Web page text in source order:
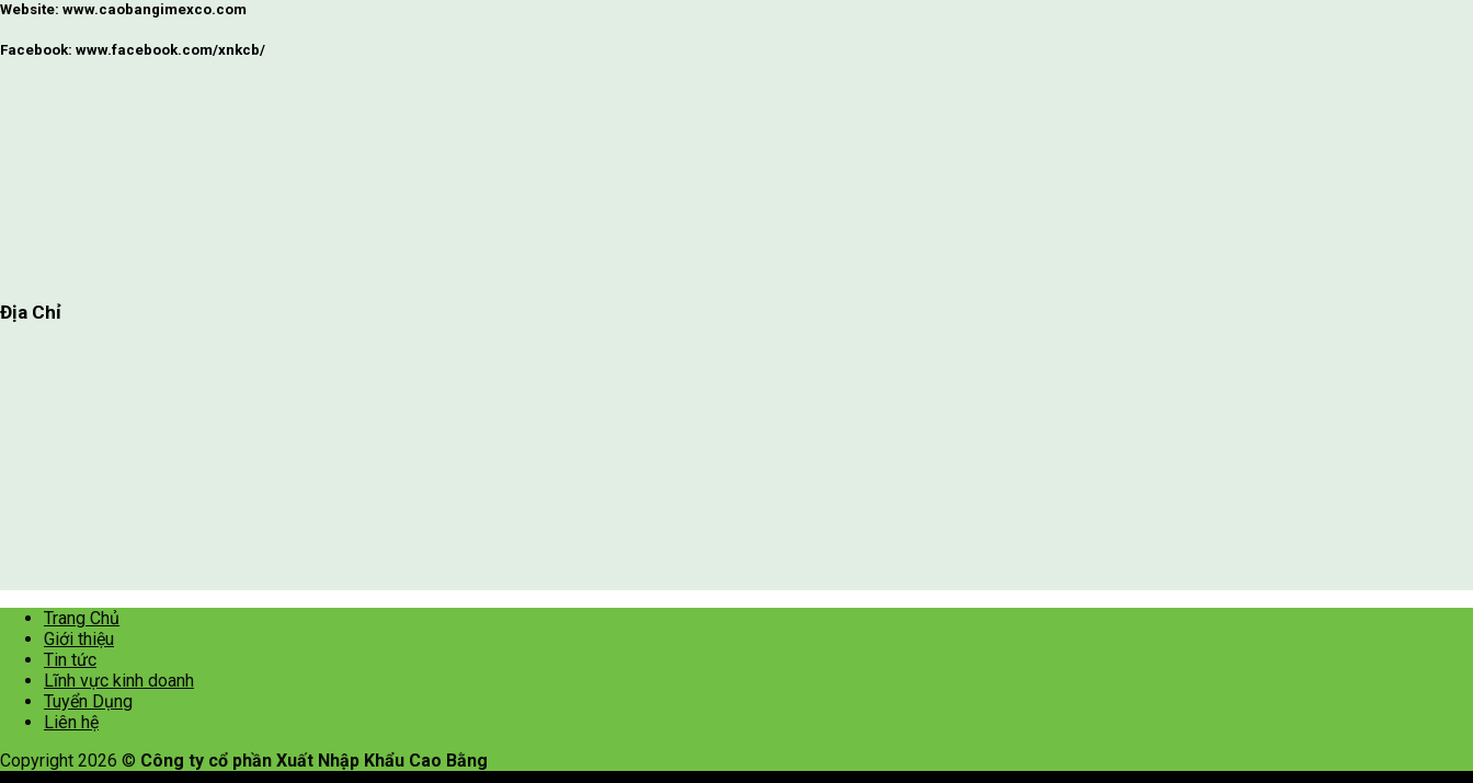
Website: www.caobangimexco.com
Facebook: www.facebook.com/xnkcb/
Địa Chỉ
Trang Chủ
Giới thiệu
Tin tức
Lĩnh vực kinh doanh
Tuyển Dụng
Liên hệ
Copyright 2026 © Công ty cổ phần Xuất Nhập Khẩu Cao Bằng